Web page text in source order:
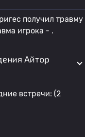
получил травму
игрока - .
Айтор
встречи: (2